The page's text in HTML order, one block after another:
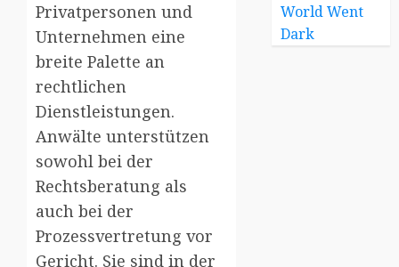
Privatpersonen und
Unternehmen eine
breite Palette an
rechtlichen
Dienstleistungen.
Anwälte unterstützen
sowohl bei der
Rechtsberatung als
auch bei der
Prozessvertretung vor
Gericht. Sie sind in der
World Went
Dark